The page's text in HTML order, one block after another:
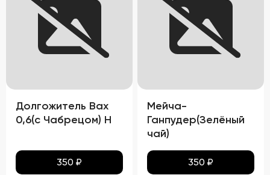
Долгожитель Вах
0,6(с Чабрецом) Н
350 ₽
Мейча-
Ганпудер(Зелёный
чай)
350 ₽